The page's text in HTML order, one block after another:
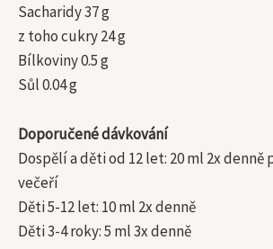
Sacharidy 37 g
z toho cukry 24 g
Bílkoviny 0.5 g
Sůl 0.04 g
Doporučené dávkování
Dospělí a děti od 12 let: 20 ml 2x denně
večeří
Děti 5-12 let: 10 ml 2x denně
Děti 3-4 roky: 5 ml 3x denně